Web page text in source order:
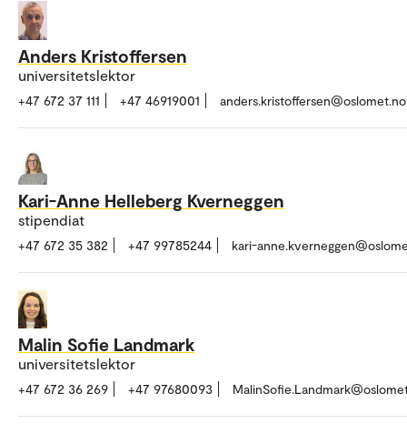
Anders Kristoffersen
universitetslektor
+47 672 37 111 +47 46919001 anders.kristoffersen@oslomet.no
Kari-Anne Helleberg Kverneggen
stipendiat
+47 672 35 382 +47 99785244 kari-
Malin Sofie Landmark
universitetslektor
+47 672 36 269 +47 97680093